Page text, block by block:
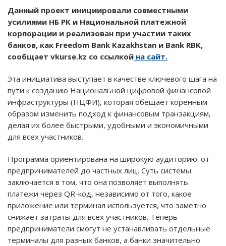
Данный проект инициировали совместными
усилиями НБ РК и Национальной платежной
корпорации и реализован при участии таких
банков, как Freedom Bank Kazakhstan и Bank RBK,
сообщает vkurse.kz со ссылкой на сайт.
Эта инициатива выступает в качестве ключевого шага на
пути к созданию Национальной цифровой финансовой
инфраструктуры (НЦФИ), которая обещает коренным
образом изменить подход к финансовым транзакциям,
делая их более быстрыми, удобными и экономичными
для всех участников.
Программа ориентирована на широкую аудиторию: от
предпринимателей до частных лиц. Суть системы
заключается в том, что она позволяет выполнять
платежи через QR-код, независимо от того, какое
приложение или терминал используется, что заметно
снижает затраты для всех участников. Теперь
предприниматели смогут не устанавливать отдельные
терминалы для разных банков, а банки значительно